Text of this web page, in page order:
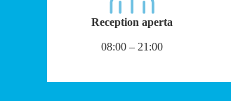
Reception aperta
08:00 – 21:00